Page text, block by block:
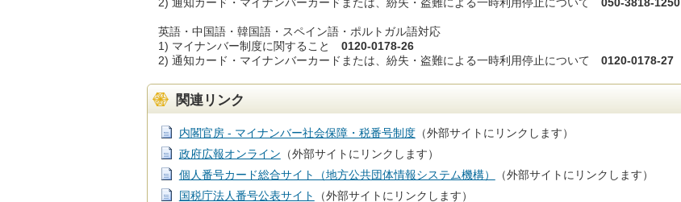
2) 通知カード・マイナンバーカードまたは、紛失・盗難による一時利用停止について 050-3818-1250
英語・中国語・韓国語・スペイン語・ポルトガル語対応
1) マイナンバー制度に関すること 0120-0178-26
2) 通知カード・マイナンバーカードまたは、紛失・盗難による一時利用停止について 0120-0178-27
関連リンク
内閣官房 - マイナンバー社会保障・税番号制度（外部サイトにリンクします）
政府広報オンライン （外部サイトにリンクします）
個人番号カード総合サイト（地方公共団体情報システム機構）
（外部サイトにリンクします）
国税庁法人番号公表サイト
（外部サイトにリンクします）